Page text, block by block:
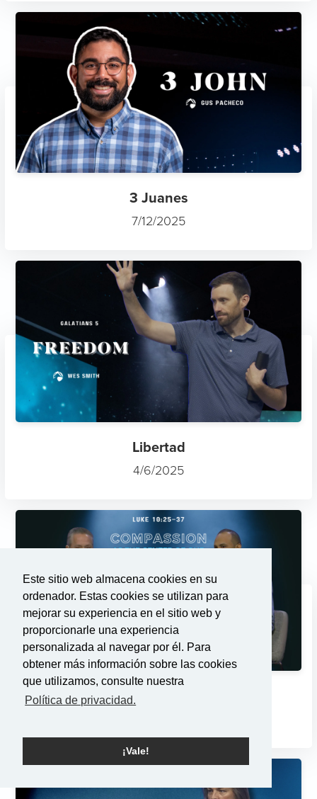
Este sitio web almacena cookies en su
ordenador. Estas cookies se utilizan para
mejorar su experiencia en el sitio web y
proporcionarle una experiencia
personalizada al navegar por él. Para
obtener más información sobre las cookies
que utilizamos, consulte nuestra
Política de privacidad.
¡Vale!
3 Juanes
7/12/2025
Libertad
4/6/2025
La compasión como centro de...